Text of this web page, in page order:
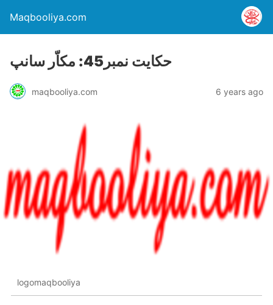
Maqbooliya.com
حکایت نمبر45: مکاّر سانپ
maqbooliya.com 6 years ago
logomaqbooliya